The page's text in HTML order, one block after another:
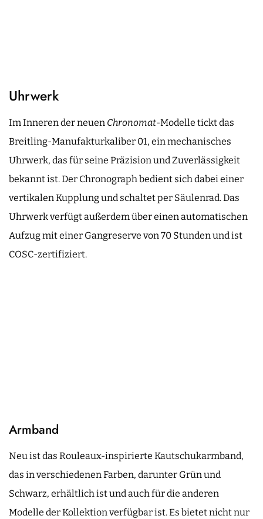
Uhrwerk
Im Inneren der neuen Chronomat-Modelle tickt das
Breitling-Manufakturkaliber 01, ein mechanisches
Uhrwerk, das für seine Präzision und Zuverlässigkeit
bekannt ist. Der Chronograph bedient sich dabei einer
vertikalen Kupplung und schaltet per Säulenrad. Das
Uhrwerk verfügt außerdem über einen automatischen
Aufzug mit einer Gangreserve von 70 Stunden und ist
COSC-zertifiziert.
Armband
Neu ist das Rouleaux-inspirierte Kautschukarmband,
das in verschiedenen Farben, darunter Grün und
Schwarz, erhältlich ist und auch für die anderen
Modelle der Kollektion verfügbar ist. Es bietet nicht nur